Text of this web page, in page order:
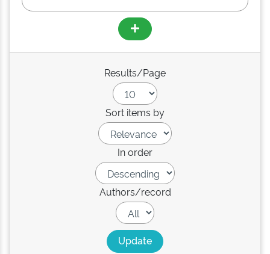
Results/Page
Sort items by
In order
Authors/record